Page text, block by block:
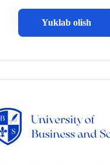
Yuklab olish